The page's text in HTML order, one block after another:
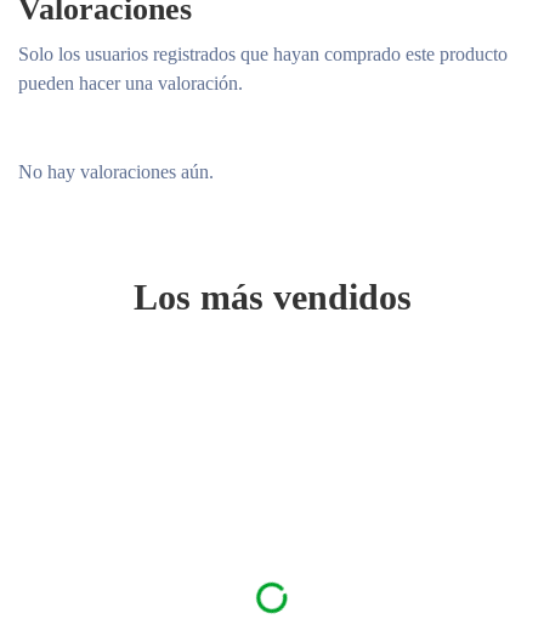
Valoraciones
No hay valoraciones aún.
Solo los usuarios registrados que hayan comprado este producto
pueden hacer una valoración.
Los más vendidos